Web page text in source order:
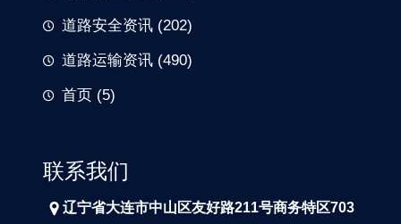
道路安全资讯 (202)
道路运输资讯 (490)
首页 (5)
联系我们
辽宁省大连市中山区友好路211号商务特区703